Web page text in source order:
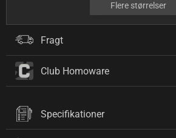
Flere størrelser
Fragt
Club Homoware
Specifikationer